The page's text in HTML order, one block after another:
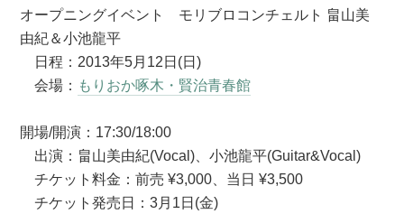
オープニングイベント モリブロコンチェルト 畠山美
由紀＆小池龍平
日程：2013年5月12日(日)
会場： もりおか啄木・賢治青春館
開場/開演：17:30/18:00
出演：畠山美由紀(Vocal)、小池龍平(Guitar&Vocal)
チケット料金：前売 ¥3,000、当日 ¥3,500
チケット発売日：3月1日(金)